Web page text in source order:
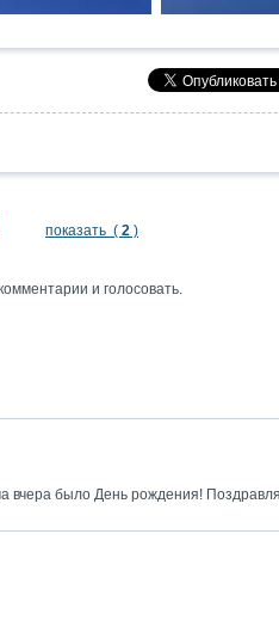
показать ( 2 )
и голосовать.
вчера было День рождения!